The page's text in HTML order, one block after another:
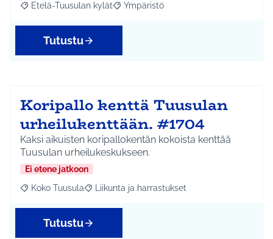
Rajaa tulokset aihepiirin mukaan: Etelä-Tuusulan kylät
Etelä-Tuusulan kylät Rajaa tulokset teeman mukaan:
Ympäristö
Tutustu
Koripallo kenttä Tuusulan
urheilukenttään. #1704
Kaksi aikuisten koripallokentän kokoista kenttää
Tuusulan urheilukeskukseen.
Ei etene jatkoon
Rajaa tulokset aihepiirin mukaan: Koko Tuusula
Koko Tuusula Rajaa tulokset teeman mukaan: Liikunta ja
Liikunta ja harrastukset
Tutustu